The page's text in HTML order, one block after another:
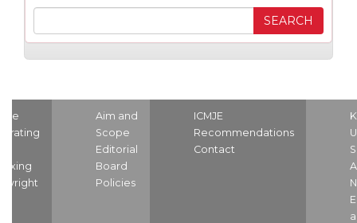
Aim and
Scope
Editorial
Board
Policies
ICMJE
Recommendations
Contact